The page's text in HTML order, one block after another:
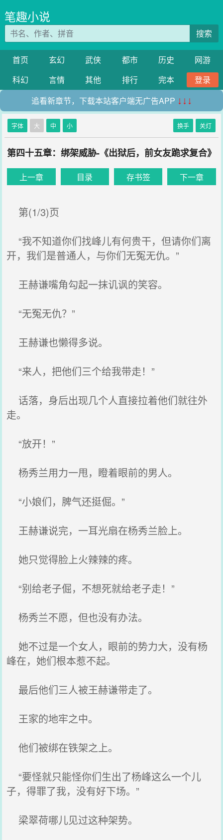
笔趣小说
搜索
首页 玄幻 武侠 都市 历史
网游
科幻
言情 其他 排行 完本
登录
追看新章节，下载本站客户端无广告APP ↓↓↓
字体 大 中 小 换手 关灯
第四十五章：绑架威胁-《出狱后，前女友跪求复合》
上一章 目录 存书签 下一章
第(1/3)页
“我不知道你们找峰儿有何贵干，但请你们离
开，我们是普通人，与你们无冤无仇。”
王赫谦嘴角勾起一抹讥讽的笑容。
“无冤无仇？”
王赫谦也懒得多说。
“来人，把他们三个给我带走！”
话落，身后出现几个人直接拉着他们就往外
走。
“放开！”
杨秀兰用力一甩，瞪着眼前的男人。
“小娘们，脾气还挺倔。”
王赫谦说完，一耳光扇在杨秀兰脸上。
她只觉得脸上火辣辣的疼。
“别给老子倔，不想死就给老子走！”
杨秀兰不愿，但也没有办法。
她不过是一个女人，眼前的势力大，没有杨
峰在，她们根本惹不起。
最后他们三人被王赫谦带走了。
王家的地牢之中。
他们被绑在铁架之上。
“要怪就只能怪你们生出了杨峰这么一个儿
子，得罪了我，没有好下场。”
梁翠荷哪儿见过这种架势。